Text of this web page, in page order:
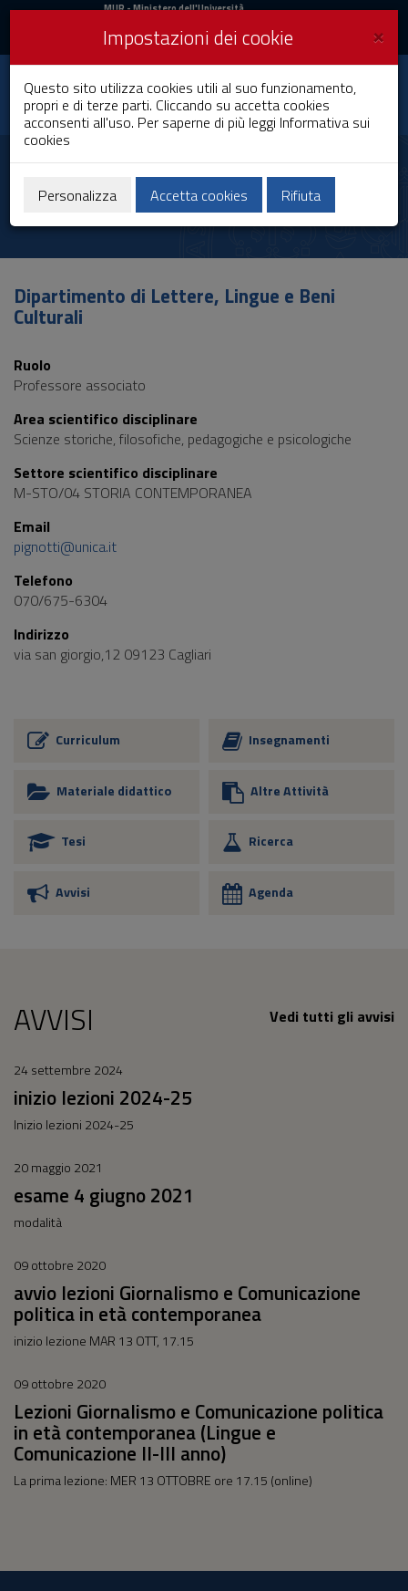
Vai
al
navigazione
sito
al
Footer
MIUR
Accedi
MUR- Ministero dell'Università
Accedi UniCA News
Toggle
navigation
Università degli
Studi di Cagliari
Marco Pignotti
Dipartimento di Lettere, Lingue e Beni
Culturali
Ruolo
Professore associato
Area scientifico disciplinare
Scienze storiche, filosofiche, pedagogiche e psicologiche
Settore scientifico disciplinare
M-STO/04 STORIA CONTEMPORANEA
Email
pignotti@unica.it
Telefono
070/675-6304
Indirizzo
via san giorgio,12 09123 Cagliari
Curriculum Insegnamenti
Materiale didattico Altre Attività
Tesi Ricerca
Avvisi Agenda
AVVISI Vedi tutti gli avvisi
24 settembre 2024
inizio lezioni 2024-25
Inizio lezioni 2024-25
20 maggio 2021
esame 4 giugno 2021
modalità
09 ottobre 2020
avvio lezioni Giornalismo e Comunicazione
politica in età contemporanea
inizio lezione MAR 13 OTT, 17.15
09 ottobre 2020
Lezioni Giornalismo e Comunicazione politica
in età contemporanea (Lingue e
Comunicazione II-III anno)
La prima lezione: MER 13 OTTOBRE ore 17.15 (online)
×
Impostazioni dei cookie
Questo sito utilizza cookies utili al suo funzionamento,
propri e di terze parti. Cliccando su accetta cookies
acconsenti all'uso. Per saperne di più leggi Informativa sui
cookies
Personalizza Accetta cookies Rifiuta